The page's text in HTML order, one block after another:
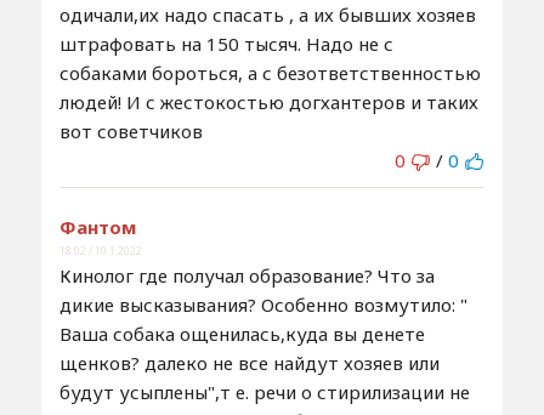
одичали,их надо спасать , а их бывших хозяев
штрафовать на 150 тысяч. Надо не с
собаками бороться, а с безответственностью
людей! И с жестокостью догхантеров и таких
вот советчиков
0
/ 0
Фантом
18:02 / 10.1.2022
Кинолог где получал образование? Что за
дикие высказывания? Особенно возмутило: "
Ваша собака ощенилась,куда вы денете
щенков? далеко не все найдут хозяев или
будут усыплены",т е. речи о стирилизации не